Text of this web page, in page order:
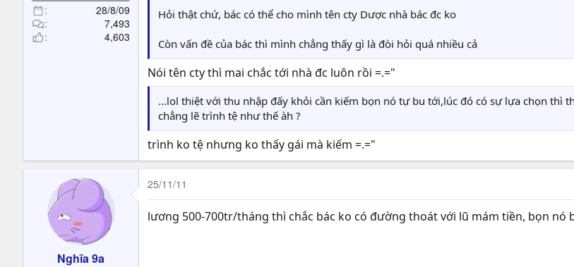
28/8/09
7,493
4,603
Hỏi thật chứ, bác có thể cho mình tên cty Dược nhà bác đc ko
Còn vấn đề của bác thì mình chẳng thấy gì là đòi hỏi quá nhiều cả
Nói tên cty thì mai chắc tới nhà đc luôn rồi =.="
...lol thiệt với thu nhập đấy khỏi cần kiếm bọn nó tự bu tới,lúc đó có sự lựa chọn thì
chẳng lẽ trình tệ như thế àh ?
trình ko tệ nhưng ko thấy gái mà kiếm =.="
Nghĩa 9a
25/11/11
lương 500-700tr/tháng thì chắc bác ko có đường thoát với lũ mám tiền, bọn nó